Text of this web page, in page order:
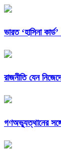
ভারত ‘হাসিনা
রাজনীতি যেন
গণঅভ্যুত্থানের